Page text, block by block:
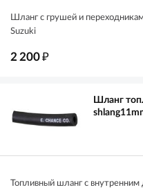
Шланг с грушей и
Suzuki
2 200₽
Шланг
Топливный шланг с